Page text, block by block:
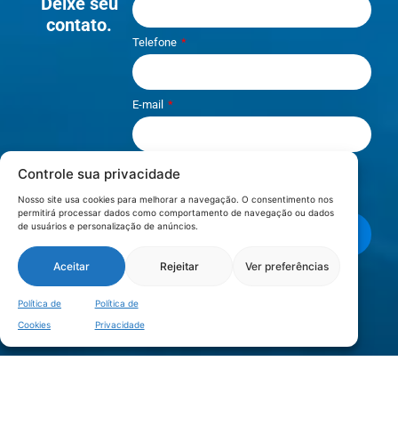
Controle sua privacidade
Nosso site usa cookies para melhorar a navegação. O consentimento nos
permitirá processar dados como comportamento de navegação ou dados
de usuários e personalização de anúncios.
Aceitar Rejeitar Ver preferências
Política de
Cookies
Política de
Privacidade
contato.
Telefone
E-mail
Li e aceito os termos de
Privacidade.
LOCALIZAÇÃO